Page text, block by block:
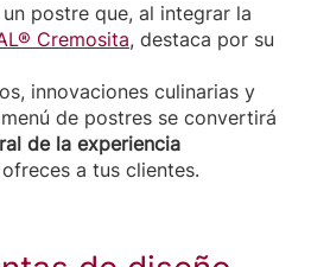
un postre que, al integrar la
Cremosita, destaca por su
innovaciones culinarias y
de postres se convertirá
de la experiencia
a tus clientes.